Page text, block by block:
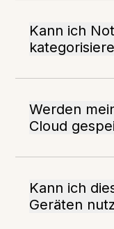
Kann ich
Werden
Cloud
Kann ich
Geräten